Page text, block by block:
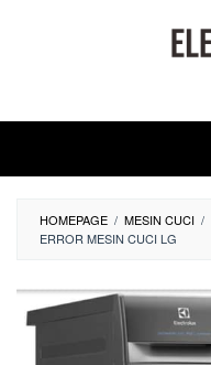
HOMEPAGE / MESIN CUCI /
ERROR MESIN CUCI LG